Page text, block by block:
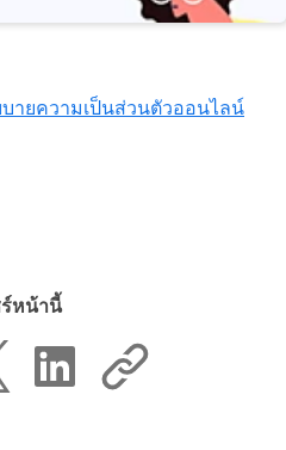
ายความเป็นส่วนตัวออนไลน์
หน้านี้